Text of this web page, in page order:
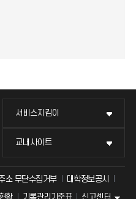
서비스지킴이
교내사이트
소 무단수집거부
대학정보공시
황
기록관리기준표 신고센터